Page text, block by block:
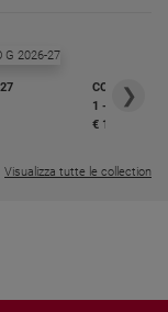
COLLANA
1 - 2
€ 18,50
❯
Visualizza tutte le collection